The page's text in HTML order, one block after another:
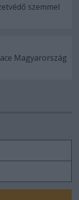
szemmel
Magyarország